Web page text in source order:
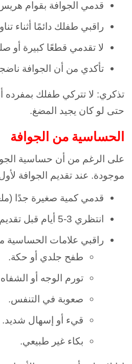
قدمي الجوافة بقوام
راقبي طفلك دائمًا أثناء
لا تقدمي قطعًا كبيرة أو
تأكدي من أن الجوافة
تذكري: لا تتركي طفلك بمفرده
حتى لو كان يجيد المضغ.
الحساسية من الجوافة
على الرغم من أن حساسية
موجودة. عند تقديم الجوافة
قدمي كمية صغيرة جدًا
انتظري 3-5 أيام قبل تقديم أي طعام جديد آخر.
راقبي علامات الحساسية
طفح جلدي أو حكة.
تورم الوجه أو
صعوبة في التنفس.
قيء أو إسهال شديد.
بكاء غير طبيعي.